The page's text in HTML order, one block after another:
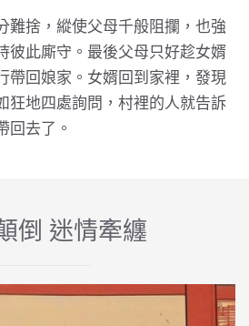
難捨，縱使父母千般阻攔，也強
彼此廝守。最後父母只好趁女婿
帶回娘家。女婿回到家裡，發現
狂地四處詢問，村裡的人就告訴
回去了。
倒 迷情牽纏